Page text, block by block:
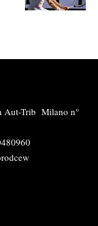
Aut-Trib Milano n°